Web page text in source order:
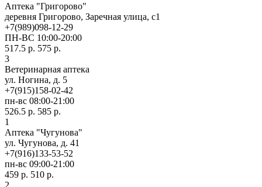
Аптека "Григорово"
деревня Григорово, Заречная улица, с1
+7(989)098-12-29
ПН-ВС 10:00-20:00
517.5 р. 575 р.
3
Ветеринарная аптека
ул. Ногина, д. 5
+7(915)158-02-42
пн-вс 08:00-21:00
526.5 р. 585 р.
1
Аптека "Чугунова"
ул. Чугунова, д. 41
+7(916)133-53-52
пн-вс 09:00-21:00
459 р. 510 р.
2